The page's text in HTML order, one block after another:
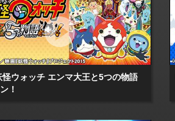
怪ウォッチ エンマ大王と5つの物語
！